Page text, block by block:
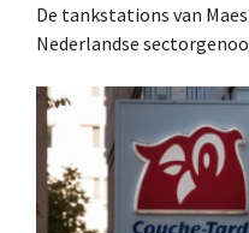
De tankstations van
Nederlandse
uitbreiden.